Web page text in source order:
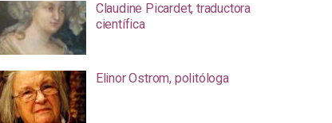
Claudine Picardet, traductora
científica
Elinor Ostrom, politóloga